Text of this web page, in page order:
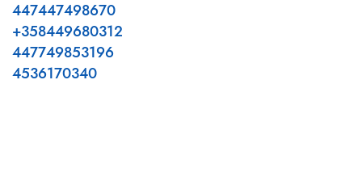
447447498670
+358449680312
447749853196
4536170340